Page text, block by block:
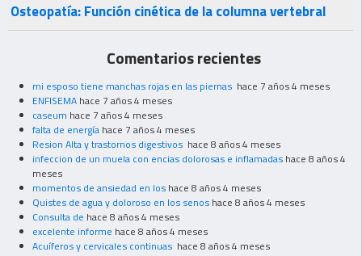
Osteopatía: Función cinética de la columna vertebral
Comentarios recientes
mi esposo tiene manchas rojas en las piernas hace 7 años 4 meses
ENFISEMA hace 7 años 4 meses
caseum hace 7 años 4 meses
falta de energía hace 7 años 4 meses
Resion Alta y trastornos digestivos hace 8 años 4 meses
infeccion de un muela con encias dolorosas e inflamadas hace 8 años 4
meses
momentos de ansiedad en los hace 8 años 4 meses
Quistes de agua y doloroso en los senos hace 8 años 4 meses
Consulta de hace 8 años 4 meses
excelente informe hace 8 años 4 meses
Acuíferos y cervicales continuas hace 8 años 4 meses